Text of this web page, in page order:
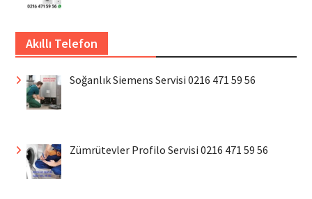
Akıllı Telefon
Soğanlık Siemens Servisi 0216 471 59 56
Zümrütevler Profilo Servisi 0216 471 59 56